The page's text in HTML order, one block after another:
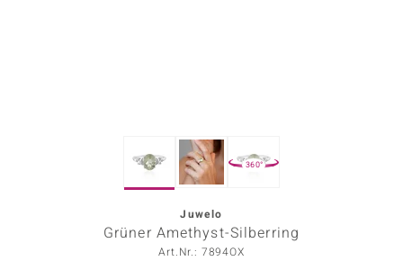
360°
Juwelo
Grüner Amethyst-Silberring
Art.Nr.: 7894OX